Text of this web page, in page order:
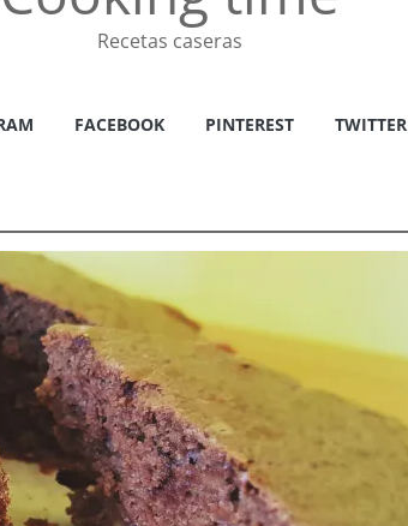
Recetas caseras
FACEBOOK PINTEREST TWITTER